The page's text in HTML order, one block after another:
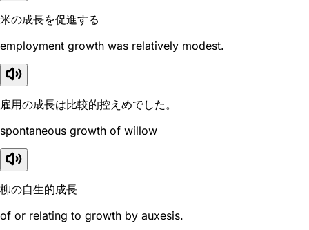
米の成長を促進する
employment growth was relatively modest.
雇用の成長は比較的控えめでした。
spontaneous growth of willow
柳の自生的成長
of or relating to growth by auxesis.